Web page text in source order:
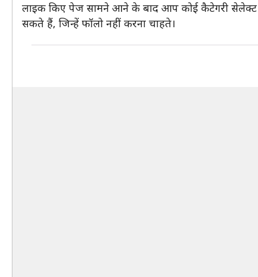
लाइक किए पेज सामने आने के बाद आप कोई कैटेगरी
सकते हैं, जिन्हें फॉलो नहीं करना चाहते।